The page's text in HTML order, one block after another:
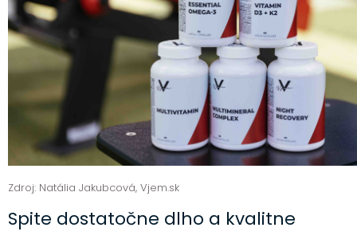
Zdroj: Natália Jakubcová, Vjem.sk
Spite dostatočne dlho a kvalitne